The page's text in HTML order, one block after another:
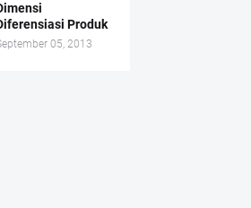
Produk
05, 2013